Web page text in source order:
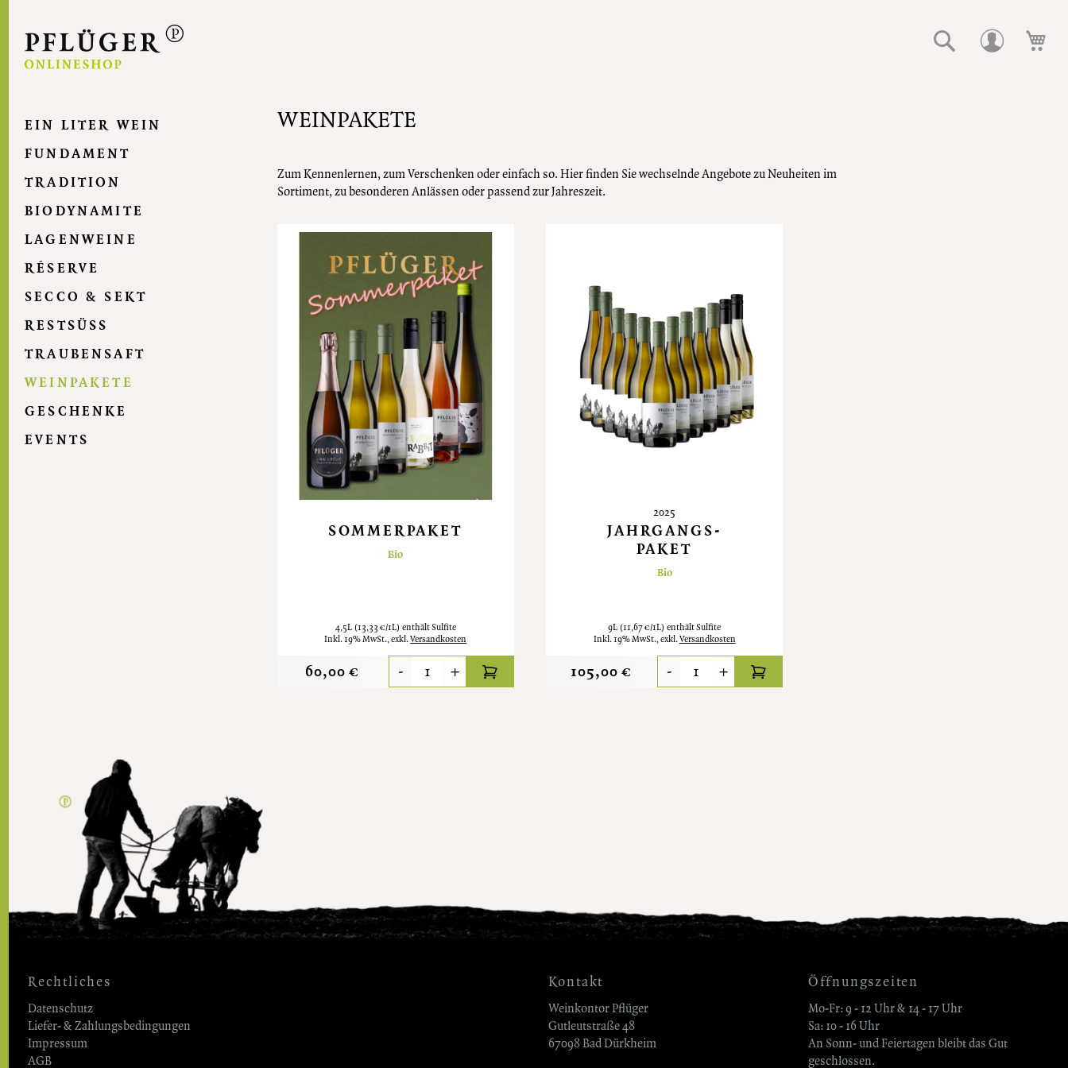
Inhalt
Suche
WEINPAKETE
Zum Kennenlernen, zum Verschenken oder einfach so. Hier finden Sie wechselnde Angebote zu Neuheiten im
Sortiment, zu besonderen Anlässen oder passend zur Jahreszeit.
SOMMERPAKET
Bio
4,5L (13,33 €/1L) enthält Sulfite
60,00 €
Inkl. 19% MwSt.,exkl.Versandkosten
- +
2025
JAHRGANGS-
PAKET
Bio
9L (11,67 €/1L) enthält Sulfite
105,00 €
Inkl. 19% MwSt.,exkl.Versandkosten
- +
EIN LITER WEIN
FUNDAMENT
TRADITION
BIODYNAMITE
LAGENWEINE
RÉSERVE
SECCO & SEKT
RESTSÜSS
TRAUBENSAFT
WEINPAKETE
GESCHENKE
EVENTS
Rechtliches
Datenschutz
Liefer- & Zahlungsbedingungen
Impressum
AGB
Kontakt
Weinkontor Pflüger
Gutleutstraße 48
67098 Bad Dürkheim
Öffnungszeiten
Mo-Fr: 9 - 12 Uhr & 14 - 17 Uhr
Sa: 10 - 16 Uhr
An Sonn- und Feiertagen bleibt das Gut
geschlossen.